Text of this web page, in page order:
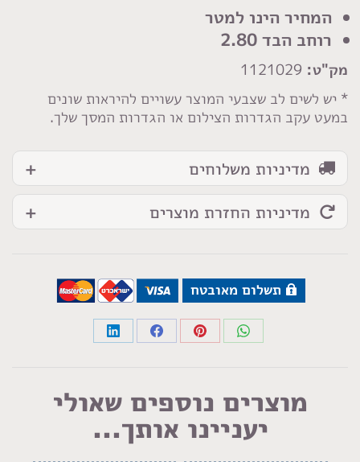
המחיר הינו למטר
רוחב הבד 2.80
מק"ט:
* יש לשים לב שצבעי המוצר עשויים להיראות שונים
במעט עקב הגדרות הצילום או הגדרות המסך שלך.
ורוד
זוהר
מדיניות משלוחים
מדיניות החזרת מוצרים
תשלום מאובטח
Share
Share
Share
Share
LinkedIn
מוצרים נוספים שאולי
יעניינו אותך...